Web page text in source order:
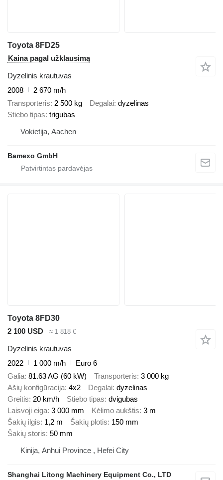
Toyota 8FD25
Kaina pagal užklausimą
Dyzelinis krautuvas
2008
2 670 m/h
Transporteris 2 500 kg Degalai dyzelinas
Stiebo tipas trigubas
Vokietija, Aachen
Bamexo GmbH
Toyota 8FD30
2 100 USD
≈ 1 818 €
Dyzelinis krautuvas
2022
1 000 m/h
Euro 6
Galia 81.63 AG (60 kW) Transporteris 3 000 kg
Ašių konfigūracija 4x2 Degalai dyzelinas
Greitis 20 km/h Stiebo tipas dvigubas
Laisvoji eiga 3 000 mm Kėlimo aukštis 3 m
Šakių ilgis 1,2 m Šakių plotis 150 mm
Šakių storis 50 mm
Kinija, Anhui Province , Hefei City
Shanghai Litong Machinery Equipment Co., LTD